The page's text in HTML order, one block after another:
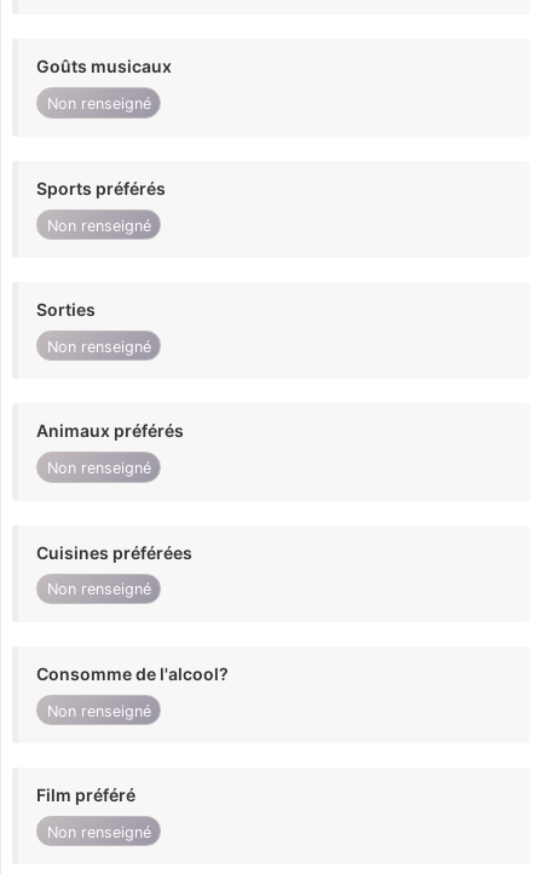
Goûts musicaux
Non renseigné
Sports préférés
Non renseigné
Sorties
Non renseigné
Animaux préférés
Non renseigné
Cuisines préférées
Non renseigné
Consomme de l'alcool?
Non renseigné
Film préféré
Non renseigné